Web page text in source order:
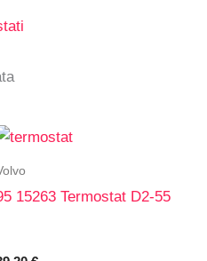
15263 Termostat D2-55